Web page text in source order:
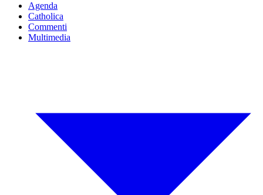
Agenda
Catholica
Commenti
Multimedia